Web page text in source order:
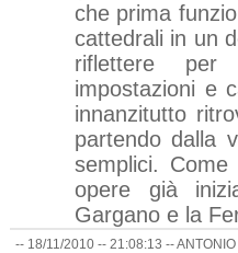
che prima
cattedrali in un
riflettere
impostazioni e
innanzitutto
partendo dalla
semplici.
opere già
Gargano e la
-- 18/11/2010 -- 21:08:13 --ANTONIO